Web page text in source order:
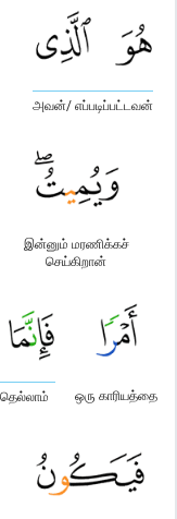
அவன்/ எப்படிப்பட்டவன்
இன்னும் மரணிக்கச்
செய்கிறான்
ஒரு காரியத்தை